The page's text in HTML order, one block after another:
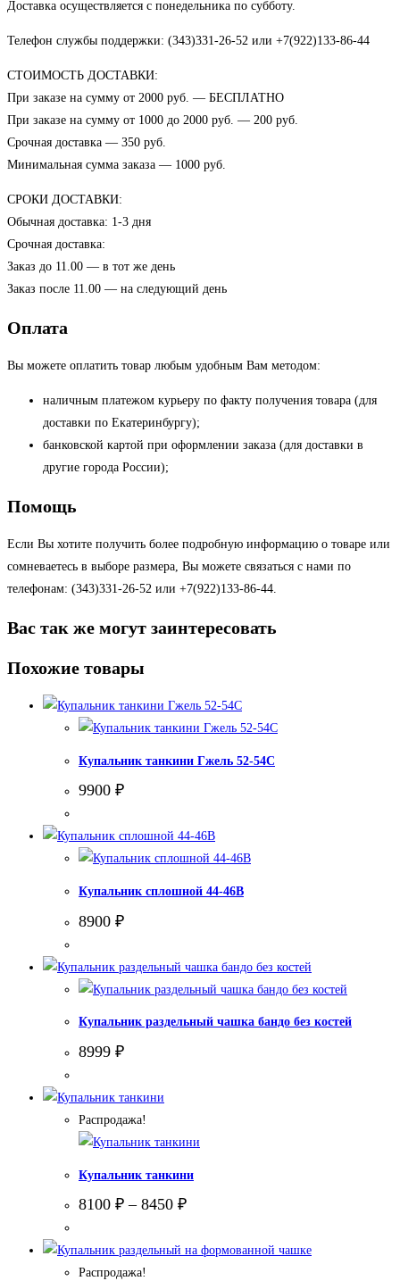
Доставка осуществляется с понедельника по субботу.
Телефон службы поддержки: (343)331-26-52 или +7(922)133-86-44
СТОИМОСТЬ ДОСТАВКИ:
При заказе на сумму от 2000 руб. — БЕСПЛАТНО
При заказе на сумму от 1000 до 2000 руб. — 200 руб.
Срочная доставка — 350 руб.
Минимальная сумма заказа — 1000 руб.
СРОКИ ДОСТАВКИ:
Обычная доставка: 1-3 дня
Срочная доставка:
Заказ до 11.00 — в тот же день
Заказ после 11.00 — на следующий день
Оплата
Вы можете оплатить товар любым удобным Вам методом:
наличным платежом курьеру по факту получения товара (для
доставки по Екатеринбургу);
банковской картой при оформлении заказа (для доставки в
другие города России);
Помощь
Если Вы хотите получить более подробную информацию о товаре или
сомневаетесь в выборе размера, Вы можете связаться с нами по
телефонам: (343)331-26-52 или +7(922)133-86-44.
Вас так же могут заинтересовать
Похожие товары
Купальник танкини Гжель 52-54С
9900 ₽
Купальник сплошной 44-46В
8900 ₽
Купальник раздельный чашка бандо без костей
8999 ₽
Распродажа!
Купальник танкини
8100 ₽ – 8450 ₽
Распродажа!